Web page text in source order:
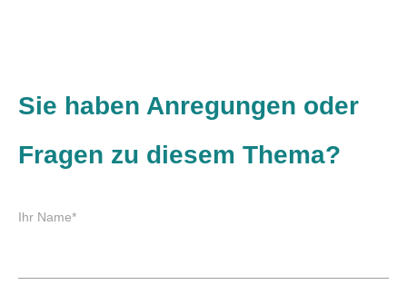
Sie haben Anregungen oder
Fragen zu diesem Thema?
P
Ihr Name*